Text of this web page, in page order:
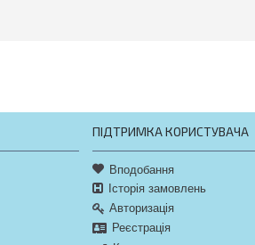
ПІДТРИМКА КОРИСТУВАЧА
Вподобання
Історія замовлень
Авторизація
Реєстрація